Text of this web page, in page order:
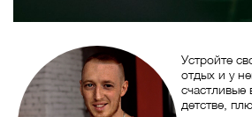
Устройте
отдых и у
счастливые
детстве,